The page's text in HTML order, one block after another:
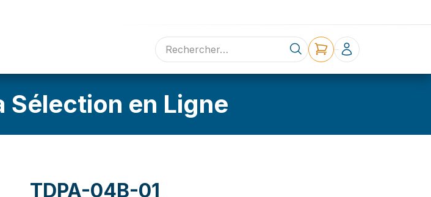
Sélection en ligne Contact
Sélection en Ligne
TDPA-04B-01